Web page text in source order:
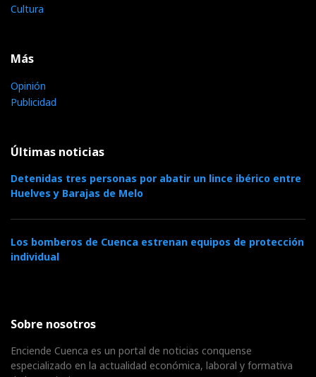
Cultura
Más
Opinión
Publicidad
Últimas noticias
Detenidas tres personas por abatir un lince ibérico entre
Huelves y Barajas de Melo
Los bomberos de Cuenca estrenan equipos de protección
individual
Sobre nosotros
Enciende Cuenca es un portal de noticias conquense
especializado en la actualidad económica, laboral y formativa